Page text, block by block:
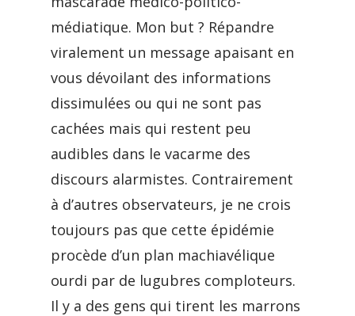
médiatique. Mon but ? Répandre
viralement un message apaisant en
vous dévoilant des informations
dissimulées ou qui ne sont pas
cachées mais qui restent peu
audibles dans le vacarme des
discours alarmistes. Contrairement
à d’autres observateurs, je ne crois
toujours pas que cette épidémie
procède d’un plan machiavélique
ourdi par de lugubres comploteurs.
Il y a des gens qui tirent les marrons